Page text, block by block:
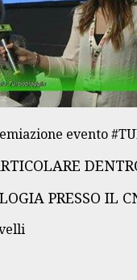
evento
PRESSO IL